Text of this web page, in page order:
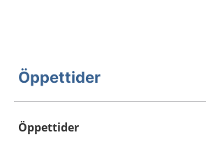
Öppettider
Öppettider